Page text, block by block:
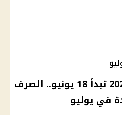
مرتبات شهر يونيو 2026 تبدأ 18 يونيو.. الصرف